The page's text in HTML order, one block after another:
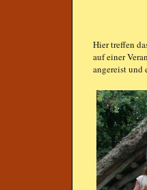
Hier treffen
auf einer
angereist und